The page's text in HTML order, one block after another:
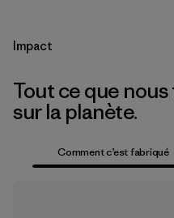
Impact
Tout ce que
sur la planète.
Comment c’est fabriqué